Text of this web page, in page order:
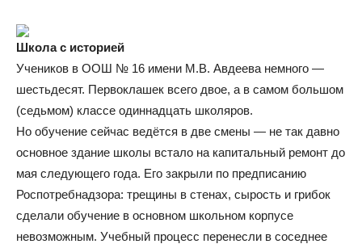
Школа с историей
Учеников в ООШ № 16 имени М.В. Авдеева немного —
шестьдесят. Первоклашек всего двое, а в самом большом
(седьмом) классе одиннадцать школяров.
Но обучение сейчас ведётся в две смены — не так давно
основное здание школы встало на капитальный ремонт до
мая следующего года. Его закрыли по предписанию
Роспотребнадзора: трещины в стенах, сырость и грибок
сделали обучение в основном школьном корпусе
невозможным. Учебный процесс перенесли в соседнее